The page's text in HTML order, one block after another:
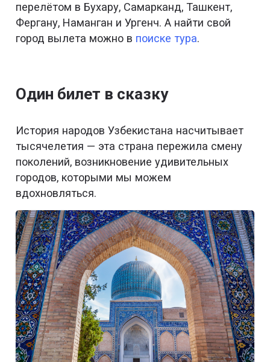
перелётом в Бухару, Самарканд, Ташкент,
Фергану, Наманган и Ургенч. А найти свой
город вылета можно в поиске тура.
Один билет в сказку
История народов Узбекистана насчитывает
тысячелетия — эта страна пережила смену
поколений, возникновение удивительных
городов, которыми мы можем
вдохновляться.